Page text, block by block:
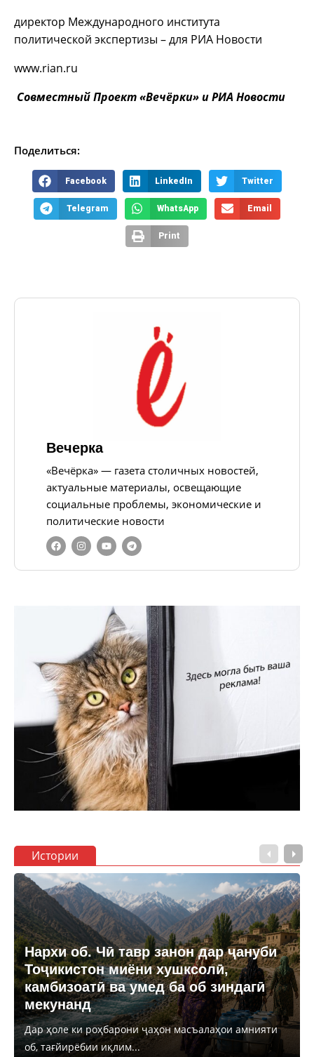
директор Международного института
политической экспертизы – для РИА Новости
www.rian.ru
Совместный Проект «Вечёрки» и РИА Новости
Поделиться:
Facebook LinkedIn Twitter
Telegram WhatsApp Email
Print
Вечерка
«Вечёрка» — газета столичных новостей,
актуальные материалы, освещающие
социальные проблемы, экономические и
политические новости
Истории
Нархи об. Чӣ тавр занон дар ҷануби
Тоҷикистон миёни хушксолӣ,
камбизоатӣ ва умед ба об зиндагӣ
мекунанд
Дар ҳоле ки роҳбарони ҷаҳон масъалаҳои амнияти
об, тағйирёбии иқлим...